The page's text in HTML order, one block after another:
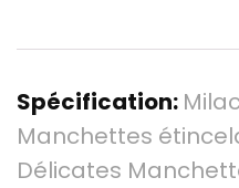
Spécification:
Manchettes
Délicates